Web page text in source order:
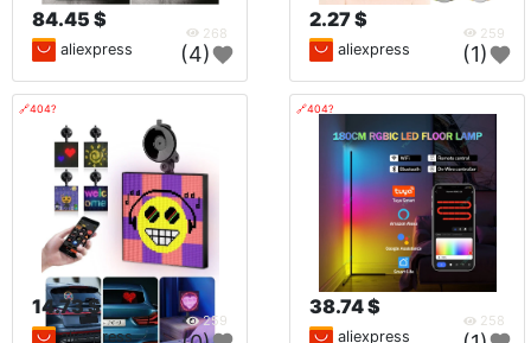
84.45 $
268
aliexpress (4)
2.27 $
259
aliexpress (1)
🔗404?
14.73 $
259
aliexpress
🔗404?
38.74 $
258
aliexpress